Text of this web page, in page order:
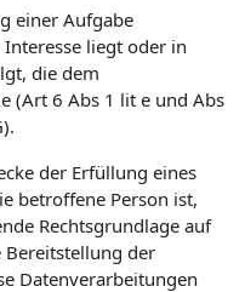
einer Aufgabe
liegt oder in
die dem
(Art 6 Abs 1 lit e und Abs
der Erfüllung eines
betroffene Person ist,
Rechtsgrundlage auf
Bereitstellung der
Datenverarbeitungen